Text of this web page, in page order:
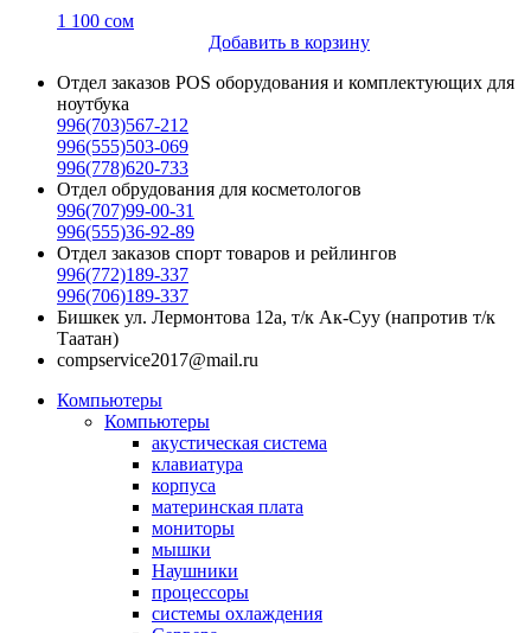
1 100 сом
Добавить в корзину
Отдел заказов POS оборудования и комплектующих для
ноутбука
996(703)567-212
996(555)503-069
996(778)620-733
Отдел обрудования для косметологов
996(707)99-00-31
996(555)36-92-89
Отдел заказов спорт товаров и рейлингов
996(772)189-337
996(706)189-337
Бишкек ул. Лермонтова 12а, т/к Ак-Суу (напротив т/к
Таатан)
compservice2017@mail.ru
Компьютеры
Компьютеры
акустическая система
клавиатура
корпуса
материнская плата
мониторы
мышки
Наушники
процессоры
системы охлаждения